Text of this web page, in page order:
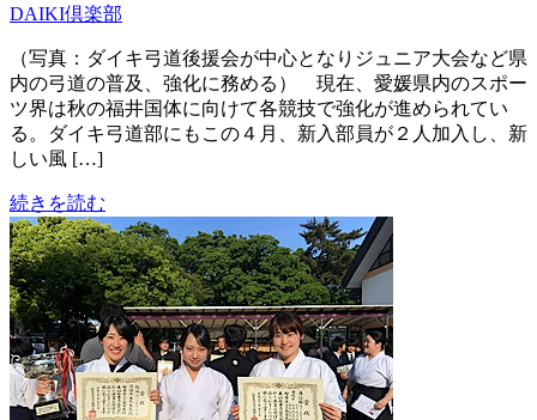
DAIKI倶楽部
（写真：ダイキ弓道後援会が中心となりジュニア大会など県
内の弓道の普及、強化に務める） 現在、愛媛県内のスポー
ツ界は秋の福井国体に向けて各競技で強化が進められてい
る。ダイキ弓道部にもこの４月、新入部員が２人加入し、新
しい風 […]
続きを読む